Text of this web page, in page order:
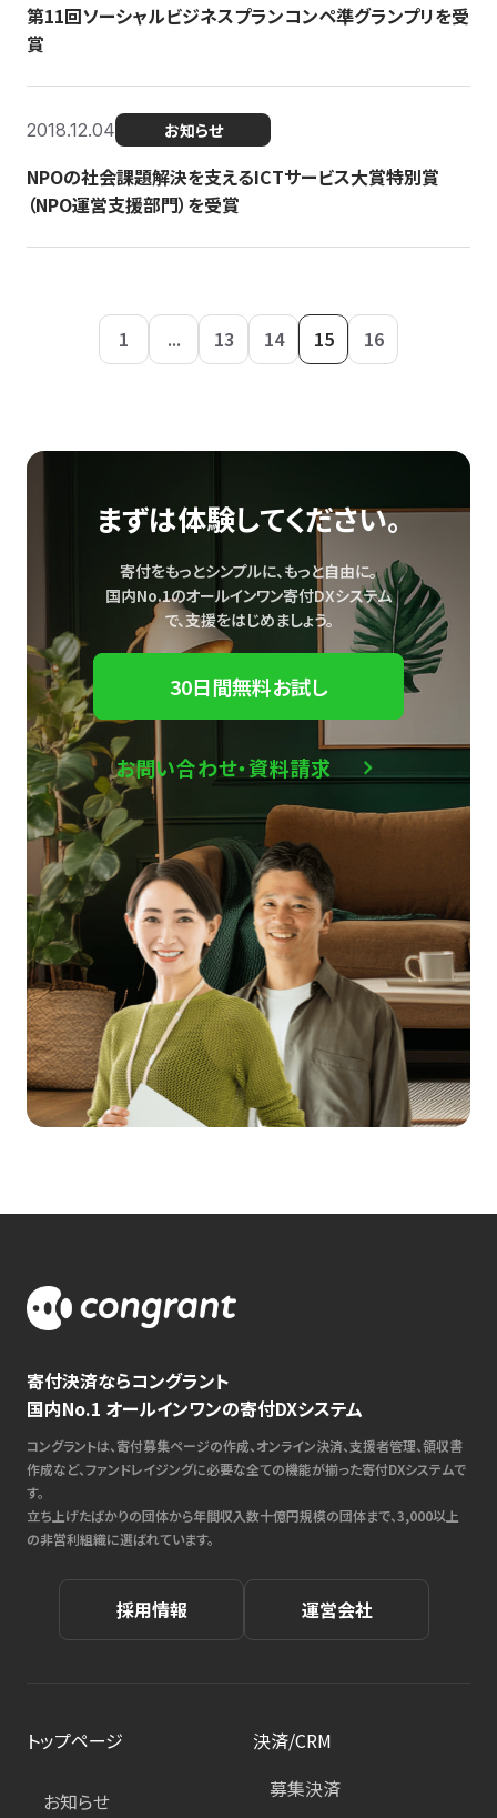
第11回ソーシャルビジネスプランコンペ準グランプリを受
賞
2018.12.04 お知らせ
NPOの社会課題解決を支えるICTサービス大賞特別賞
（NPO運営支援部門）を受賞
1 ... 13 14 15 16
まずは体験してください。
寄付をもっとシンプルに、もっと自由に。
国内No.1のオールインワン寄付DXシステム
で、支援をはじめましょう。
30日間無料お試し
お問い合わせ・資料請求
寄付決済ならコングラント
国内No.1 オールインワンの寄付DXシステム
コングラントは、寄付募集ページの作成、オンライン決済、支援者管理、領収書
作成など、ファンドレイジングに必要な全ての機能が揃った寄付DXシステムで
す。
立ち上げたばかりの団体から年間収入数十億円規模の団体まで、3,000以上
の非営利組織に選ばれています。
採用情報 運営会社
トップページ
お知らせ
決済/CRM
募集決済